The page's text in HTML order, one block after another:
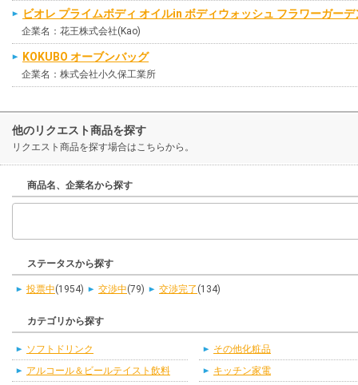
ビオレ プライムボディ オイルin ボディウォッシュ フラワーガー
企業名：花王株式会社(Kao)
KOKUBO オーブンバッグ
企業名：株式会社小久保工業所
他のリクエスト商品を探す
リクエスト商品を探す場合はこちらから。
商品名、企業名から探す
ステータスから探す
投票中(1954) 交渉中(79) 交渉完了 (134)
カテゴリから探す
ソフトドリンク
アルコール＆ビールテイスト飲料
その他化粧品
キッチン家電